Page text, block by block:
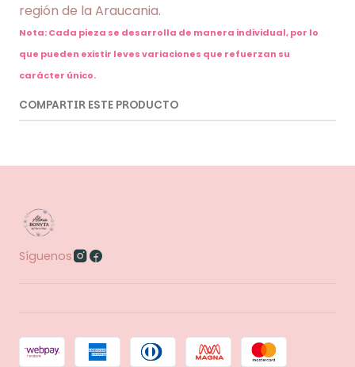
región de la Araucania.
Nota: Cada pieza se desarrolla de manera individual, por lo
que pueden existir leves variaciones que refuerzan su
carácter único.
COMPARTIR ESTE PRODUCTO
Síguenos